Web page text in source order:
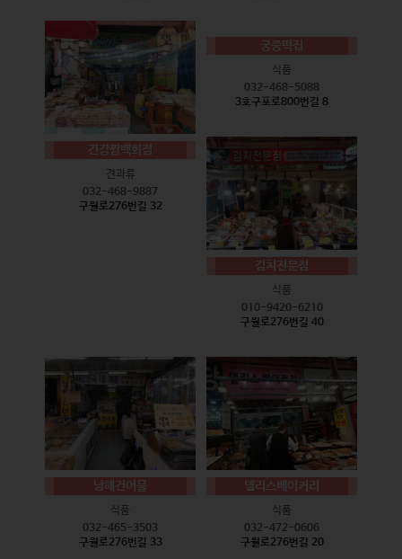
건강짱백화점
견과류
032-468-9887
구월로276번길 32
궁중떡집
식품
032-468-5088
3호구포로800번길 8
김치전문점
식품
010-9420-6210
구월로276번길 40
남해건어물
식품
032-465-3503
구월로276번길 33
델리스베이커리
식품
032-472-0606
구월로276번길 20